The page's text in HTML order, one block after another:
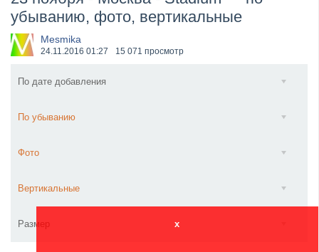
​Wacken Open Air 2027 объявил новую волну участ...
убыванию, фото, вертикальные
Mesmika
24.11.2016 01:27 15 071 просмотр
По дате добавления
По убыванию
Фото
Вертикальные
Размер x